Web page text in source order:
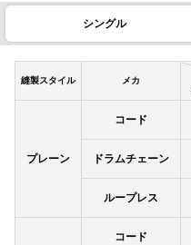
シングル
縫製スタイル メカ
プレーン
コード
ドラムチェーン
ループレス
コード